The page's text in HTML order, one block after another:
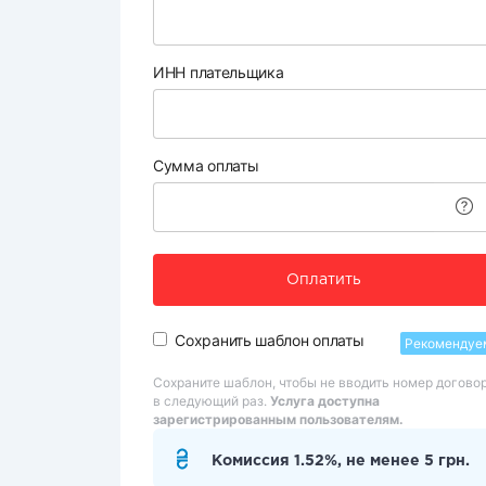
ИНН плательщика
Сумма оплаты
Оплатить
Сохранить шаблон оплаты
Сохраните шаблон, чтобы не вводить номер
в следующий раз. Услуга доступна
зарегистрированным пользователям.
Комиссия 1.52%, не менее 5 грн.